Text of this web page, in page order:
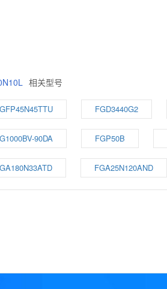
相关型号
FGD3440G2
90DA FGP50B
FGA25N120AND